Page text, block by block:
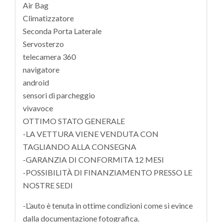
Air Bag
Climatizzatore
Seconda Porta Laterale
Servosterzo
telecamera 360
navigatore
android
sensori di parcheggio
vivavoce
OTTIMO STATO GENERALE
-LA VETTURA VIENE VENDUTA CON
TAGLIANDO ALLA CONSEGNA
-GARANZIA DI CONFORMITA 12 MESI
-POSSIBILITÀ DI FINANZIAMENTO PRESSO LE
NOSTRE SEDI
-L’auto è tenuta in ottime condizioni come si evince
dalla documentazione fotografica.